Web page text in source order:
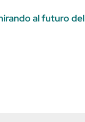
al futuro del